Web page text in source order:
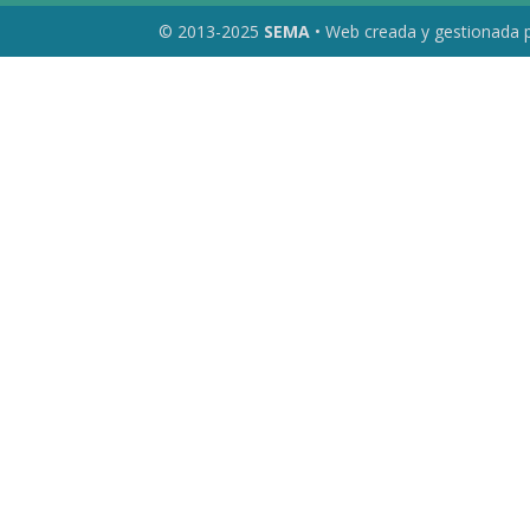
© 2013-2025 SEMA • Web creada y gestionada